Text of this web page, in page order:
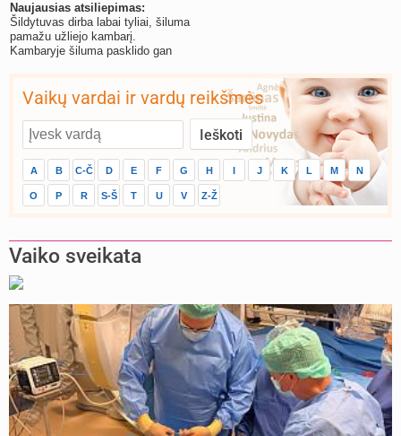
Naujausias atsiliepimas:
Šildytuvas dirba labai tyliai, šiluma
pamažu užliejo kambarį.
Kambaryje šiluma pasklido gan
Vaikų vardai ir vardų reikšmės
A B C-Č D E F G H I J K L M N
O P R S-Š T U V Z-Ž
Vaiko sveikata